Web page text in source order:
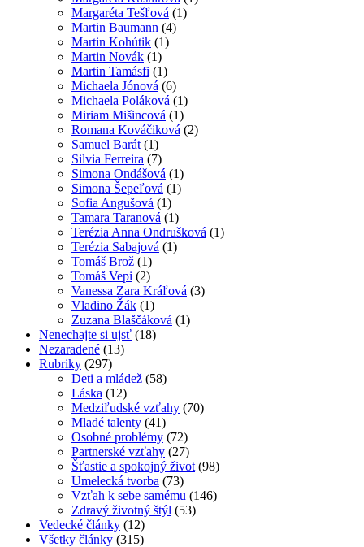
Margaréta Tešľová (1)
Martin Baumann (4)
Martin Kohútik (1)
Martin Novák (1)
Martin Tamásfi (1)
Michaela Jónová (6)
Michaela Poláková (1)
Miriam Mišincová (1)
Romana Kováčiková (2)
Samuel Barát (1)
Silvia Ferreira (7)
Simona Ondášová (1)
Simona Šepeľová (1)
Sofia Angušová (1)
Tamara Taranová (1)
Terézia Anna Ondrušková (1)
Terézia Sabajová (1)
Tomáš Brož (1)
Tomáš Vepi (2)
Vanessa Zara Kráľová (3)
Vladino Žák (1)
Zuzana Blaščáková (1)
Nenechajte si ujsť (18)
Nezaradené (13)
Rubriky (297)
Deti a mládež (58)
Láska (12)
Medziľudské vzťahy (70)
Mladé talenty (41)
Osobné problémy (72)
Partnerské vzťahy (27)
Šťastie a spokojný život (98)
Umelecká tvorba (73)
Vzťah k sebe samému (146)
Zdravý životný štýl (53)
Vedecké články (12)
Všetky články (315)